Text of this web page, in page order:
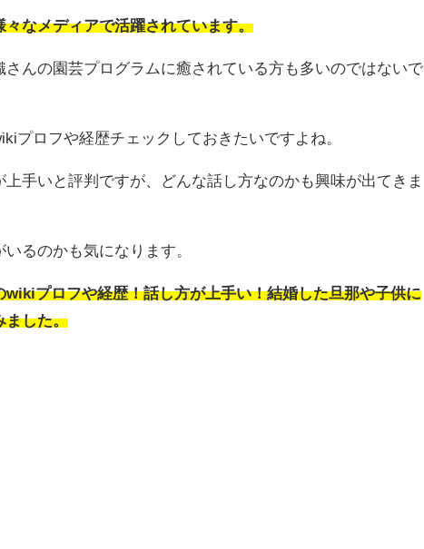
なメディアで活躍されています。
さんの園芸プログラムに癒されている方も多いのではないで
プロフや経歴チェックしておきたいですよね。
手いと評判ですが、どんな話し方なのかも興味が出てきま
るのかも気になります。
wikiプロフや経歴！話し方が上手い！結婚した旦那や子供に
ました。